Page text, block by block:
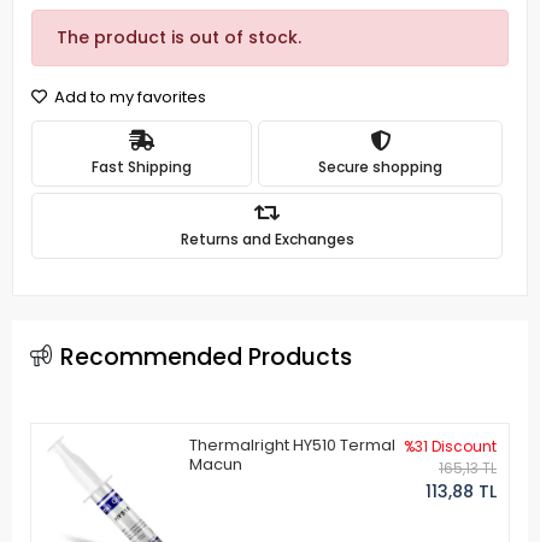
The product is out of stock.
Add to my favorites
Fast Shipping Secure shopping
Returns and Exchanges
Recommended Products
Thermalright HY510 Termal
Macun
%31 Discount
165,13 TL
113,88 TL